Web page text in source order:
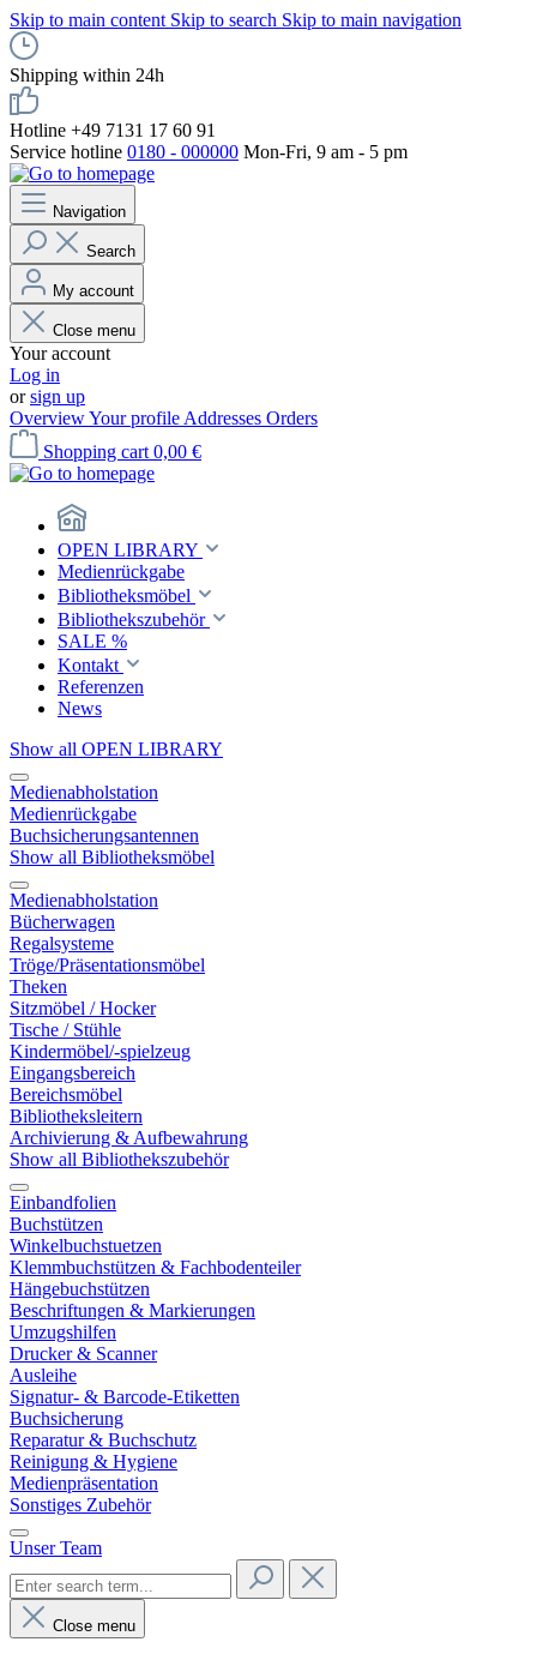
Skip to main content Skip to search Skip to main navigation
Shipping within 24h
Hotline +49 7131 17 60 91
Service hotline 0180 - 000000 Mon-Fri, 9 am - 5 pm
Navigation
Search
My account
Close menu
Your account
Log in
orsign up
OverviewYour profile Addresses Orders
Shopping cart 0,00 €
OPEN LIBRARY
Medienrückgabe
Bibliotheksmöbel
Bibliothekszubehör
SALE %
Kontakt
Referenzen
News
Show all OPEN LIBRARY
Medienabholstation
Medienrückgabe
Buchsicherungsantennen
Show all Bibliotheksmöbel
Medienabholstation
Bücherwagen
Regalsysteme
Tröge/Präsentationsmöbel
Theken
Sitzmöbel / Hocker
Tische / Stühle
Kindermöbel/-spielzeug
Eingangsbereich
Bereichsmöbel
Bibliotheksleitern
Archivierung & Aufbewahrung
Show all Bibliothekszubehör
Einbandfolien
Buchstützen
Winkelbuchstuetzen
Klemmbuchstützen & Fachbodenteiler
Hängebuchstützen
Beschriftungen & Markierungen
Umzugshilfen
Drucker & Scanner
Ausleihe
Signatur- & Barcode-Etiketten
Buchsicherung
Reparatur & Buchschutz
Reinigung & Hygiene
Medienpräsentation
Sonstiges Zubehör
Unser Team
Close menu